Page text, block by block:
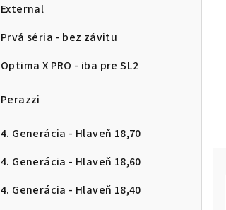
External
Prvá séria - bez závitu
Optima X PRO - iba pre SL2
Perazzi
4. Generácia - Hlaveň 18,70
4. Generácia - Hlaveň 18,60
4. Generácia - Hlaveň 18,40